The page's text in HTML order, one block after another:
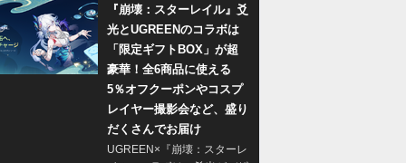
『崩壊：スターレイル』爻
光とUGREENのコラボは
「限定ギフトBOX」が超
豪華！全6商品に使える
5％オフクーポンやコスプ
レイヤー撮影会など、盛り
だくさんでお届け
UGREEN×『崩壊：スターレ